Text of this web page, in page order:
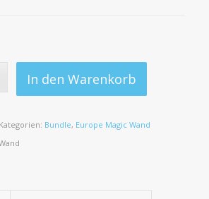
In den Warenkorb
Kategorien: Bundle, Europe Magic Wand